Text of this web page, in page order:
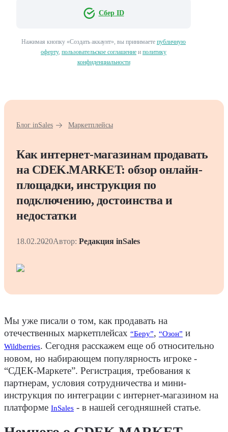
Сбер ID
Нажимая кнопку «Создать аккаунт», вы принимаете публичную
оферту, пользовательское соглашение и политику
конфиденциальности
Блог inSales Маркетплейсы
Как интернет-магазинам продавать
на CDEK.MARKET: обзор онлайн-
площадки, инструкция по
подключению, достоинства и
недостатки
18.02.2020Автор: Редакция inSales
Мы уже писали о том, как продавать на
отечественных маркетплейсах “Беру”, “Озон” и
Wildberries. Сегодня расскажем еще об относительно
новом, но набирающем популярность игроке -
“СДЕК-Маркете”. Регистрация, требования к
партнерам, условия сотрудничества и мини-
инструкция по интеграции с интернет-магазином на
платформе InSales - в нашей сегодняшней статье.